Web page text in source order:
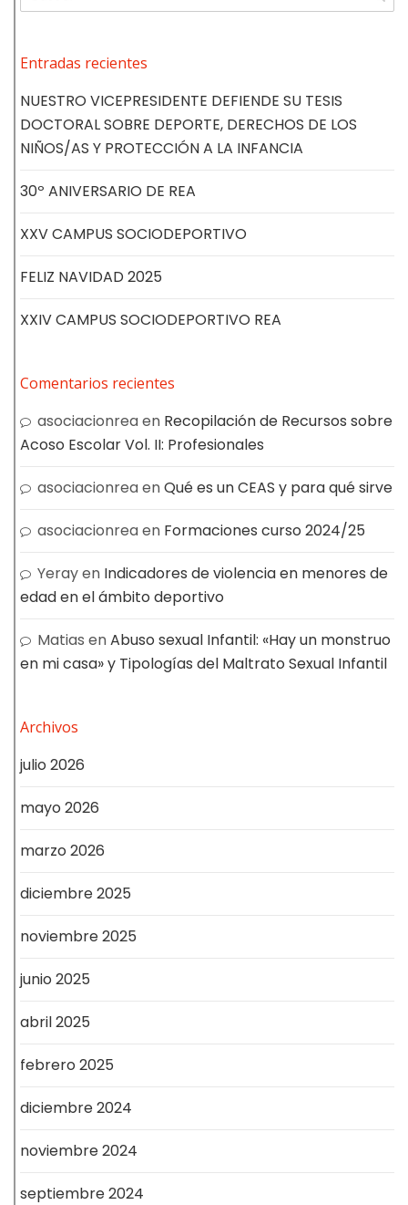
Entradas recientes
NUESTRO VICEPRESIDENTE DEFIENDE SU TESIS
DOCTORAL SOBRE DEPORTE, DERECHOS DE LOS
NIÑOS/AS Y PROTECCIÓN A LA INFANCIA
30º ANIVERSARIO DE REA
XXV CAMPUS SOCIODEPORTIVO
FELIZ NAVIDAD 2025
XXIV CAMPUS SOCIODEPORTIVO REA
Comentarios recientes
asociacionreaen Recopilación de Recursos sobre
Acoso Escolar Vol. II: Profesionales
asociacionreaenQué es un CEAS y para qué sirve
asociacionreaen Formaciones curso 2024/25
Yerayen Indicadores de violencia en menores de
edad en el ámbito deportivo
Matias enAbuso sexual Infantil: «Hay un monstruo
en mi casa» y Tipologías del Maltrato Sexual Infantil
Archivos
julio 2026
mayo 2026
marzo 2026
diciembre 2025
noviembre 2025
junio 2025
abril 2025
febrero 2025
diciembre 2024
noviembre 2024
septiembre 2024